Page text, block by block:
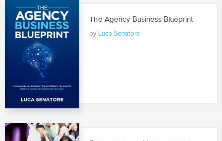
The Agency Business Blueprint
by Luca Senatore